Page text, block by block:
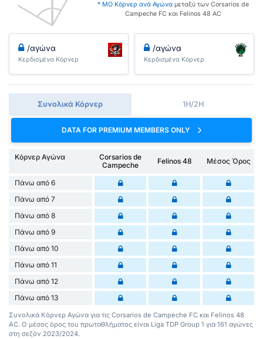
* ΜΟ Κόρνερ ανά Αγώναμεταξύ των Corsarios de
Campeche FC και Felinos 48 AC
/αγώνα
Κερδισμένα Κόρνερ
/αγώνα
Κερδισμένα Κόρνερ
Συνολικά Κόρνερ 1H/2H
DATA FOR PREMIUM MEMBERS ONLY
Κόρνερ Αγώνα
Corsarios de
Campeche
Felinos 48 Μέσος Όρος
Πάνω από 6
Πάνω από 7
Πάνω από 8
Πάνω από 9
Πάνω από 10
Πάνω από 11
Πάνω από 12
Πάνω από 13
Συνολικά Κόρνερ Αγώνα για τις Corsarios de Campeche FC και Felinos 48
AC. Ο μέσος όρος του πρωταθλήματος είναι Liga TDP Group 1 για 161 αγώνες
στη σεζόν 2023/2024.